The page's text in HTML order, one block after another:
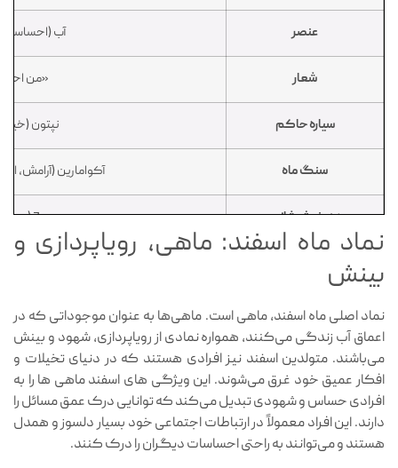
عنصر آب
شعار «من
سیاره حاکم نپتون
سنگ ماه آکوامارین (آرامش،
عدد خوش‌شانسی 7 (معنویت و کمال)
ویژگی‌های مثبت حساس، مهربان، خلاق، هنرمند،
ویژگی‌های چالش‌برانگیز حساسیت بیش از حد، فرار از
مشاغل مناسب نویسندگی، هنرهای تجسمی، موسیقی،
انرژی غالب تخیل،
نماد ماه اسفند: ماهی، رویاپردازی و
بینش
نماد اصلی ماه اسفند، ماهی است. ماهی‌ها به عنوان موجوداتی که در
اعماق آب زندگی می‌کنند، همواره نمادی از رویاپردازی، شهود و بینش
می‌باشند. متولدین اسفند نیز افرادی هستند که در دنیای تخیلات و
افکار عمیق خود غرق می‌شوند. این ویژگی های اسفند ماهی ها را به
افرادی حساس و شهودی تبدیل می‌کند که توانایی درک عمق مسائل را
دارند. این افراد معمولاً در ارتباطات اجتماعی خود بسیار دلسوز و همدل
هستند و می‌توانند به راحتی احساسات دیگران را درک کنند.